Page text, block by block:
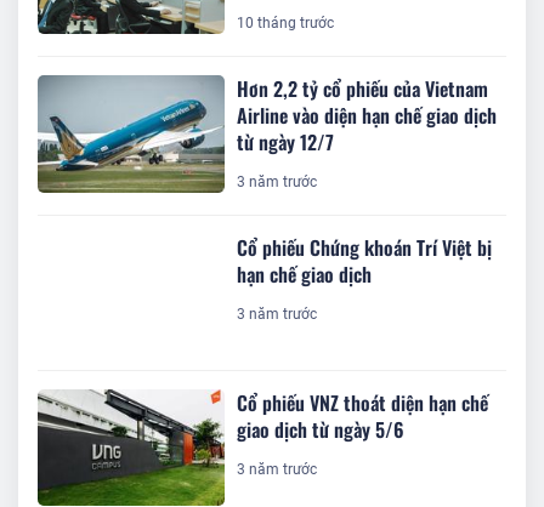
10 tháng trước
Hơn 2,2 tỷ cổ phiếu của Vietnam
Airline vào diện hạn chế giao dịch
từ ngày 12/7
3 năm trước
Cổ phiếu Chứng khoán Trí Việt bị
hạn chế giao dịch
3 năm trước
Cổ phiếu VNZ thoát diện hạn chế
giao dịch từ ngày 5/6
3 năm trước